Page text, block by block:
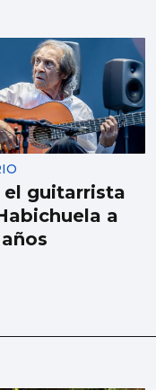
el guitarrista
a